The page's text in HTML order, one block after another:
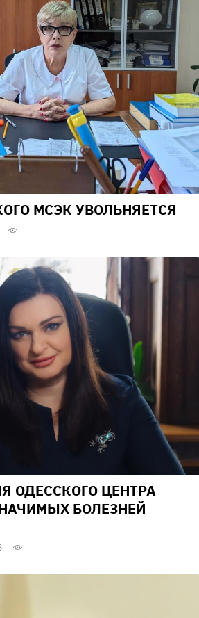
МСЭК УВОЛЬНЯЕТСЯ
ОДЕССКОГО ЦЕНТРА
БОЛЕЗНЕЙ